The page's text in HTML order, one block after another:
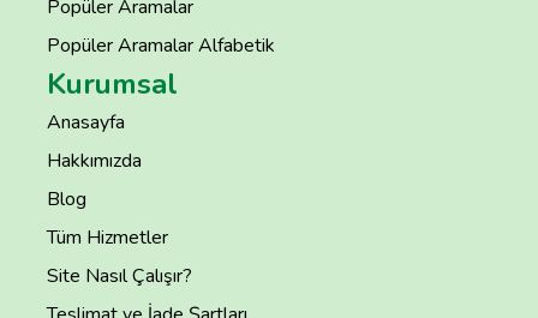
Popüler Aramalar
Popüler Aramalar Alfabetik
Kurumsal
Anasayfa
Hakkımızda
Blog
Tüm Hizmetler
Site Nasıl Çalışır?